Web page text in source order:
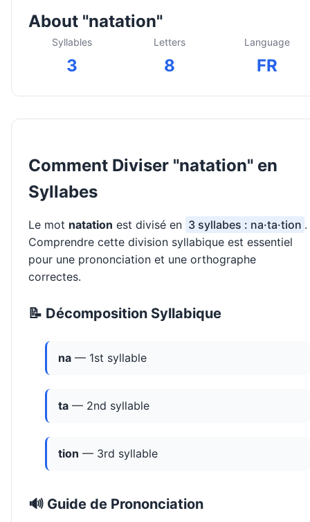
About "natation"
Syllables
3
Letters
8
Language
FR
Comment Diviser "natation" en
Syllabes
Le mot natation est divisé en 3 syllabes : na·ta·tion .
Comprendre cette division syllabique est essentiel
pour une prononciation et une orthographe
correctes.
📝 Décomposition Syllabique
na — 1st syllable
ta — 2nd syllable
tion — 3rd syllable
🔊 Guide de Prononciation